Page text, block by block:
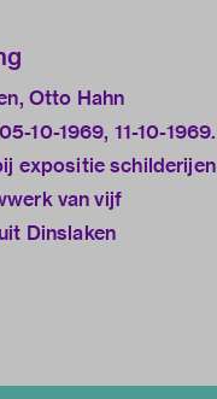
Otto Hahn
10-1969, 11-10-1969.
expositie schilderijen
van vijf
Dinslaken